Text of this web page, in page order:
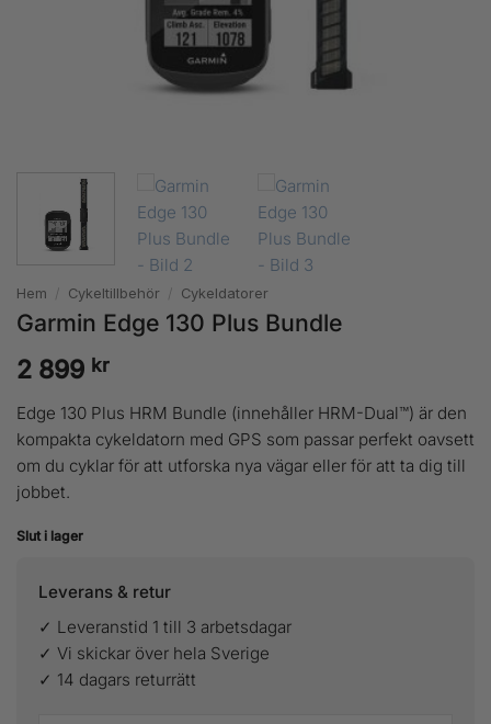
Hem / Cykeltillbehör / Cykeldatorer
Garmin Edge 130 Plus Bundle
2 899 kr
Edge 130 Plus HRM Bundle (innehåller HRM-Dual™) är den
kompakta cykeldatorn med GPS som passar perfekt oavsett
om du cyklar för att utforska nya vägar eller för att ta dig till
jobbet.
Slut i lager
Leverans & retur
✓ Leveranstid 1 till 3 arbetsdagar
✓ Vi skickar över hela Sverige
✓ 14 dagars returrätt